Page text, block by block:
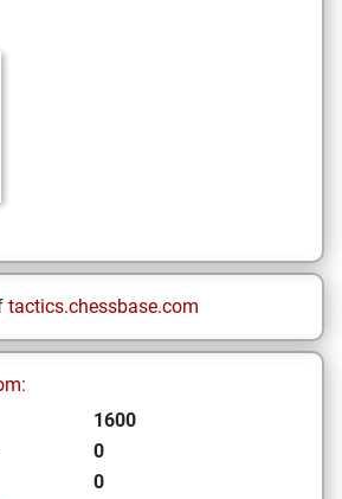
tactics.chessbase.com
1600
0
0